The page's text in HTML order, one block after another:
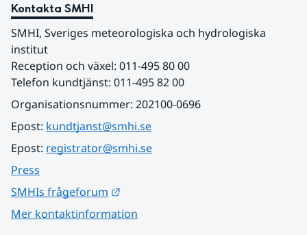
Kontakta SMHI
SMHI, Sveriges meteorologiska och hydrologiska
institut
Reception och växel: 011-495 80 00
Telefon kundtjänst: 011-495 82 00
Organisationsnummer: 202100-0696
Epost: kundtjanst@smhi.se
Epost: registrator@smhi.se
Press
SMHIs frågeforum
Mer kontaktinformation